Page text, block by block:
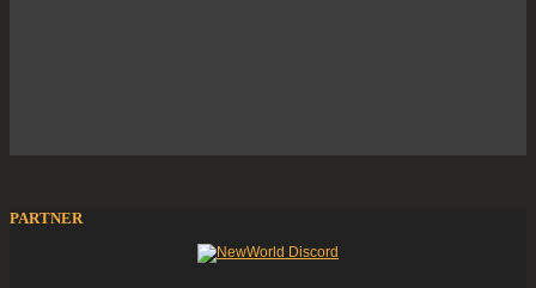
PARTNER